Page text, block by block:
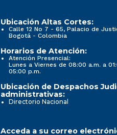
Ubicación Altas Cortes:
Calle 12 No 7 - 65, Palacio de
Bogotá - Colombia
Horarios de Atención:
Atención Presencial:
Lunes a Viernes de 08:00 a.m. a
05:00 p.m.
Ubicación de Despachos
administrativas:
Directorio Nacional
Acceda a su correo